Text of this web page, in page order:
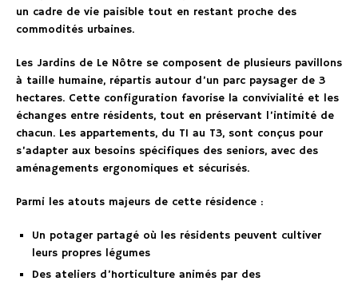
un cadre de vie paisible tout en restant proche des
commodités urbaines.
Les Jardins de Le Nôtre se composent de plusieurs pavillons
à taille humaine, répartis autour d’un parc paysager de 3
hectares. Cette configuration favorise la convivialité et les
échanges entre résidents, tout en préservant l’intimité de
chacun. Les appartements, du T1 au T3, sont conçus pour
s’adapter aux besoins spécifiques des seniors, avec des
aménagements ergonomiques et sécurisés.
Parmi les atouts majeurs de cette résidence :
Un potager partagé où les résidents peuvent cultiver
leurs propres légumes
Des ateliers d’horticulture animés par des